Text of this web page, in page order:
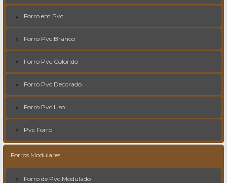
Forro em Pvc
Forro Pvc Branco
Forro Pvc Colorido
Forro Pvc Decorado
Forro Pvc Liso
Pvc Forro
Forros Modulares
Forro de Pvc Modulado